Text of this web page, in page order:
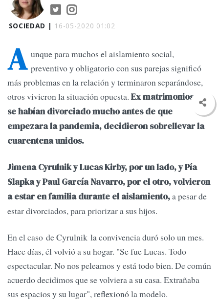
SOCIEDAD | 16-05-2020 01:02
A unque para muchos el aislamiento social,
preventivo y obligatorio con sus parejas significó
más problemas en la relación y terminaron separándose,
otros vivieron la situación opuesta. Ex matrimonios que
se habían divorciado mucho antes de que
empezara la pandemia, decidieron sobrellevar la
cuarentena unidos.
Jimena Cyrulnik y Lucas Kirby, por un lado, y Pía
Slapka y Paul García Navarro, por el otro, volvieron
a estar en familia durante el aislamiento,a pesar de
estar divorciados, para priorizar a sus hijos.
En el caso de Cyrulnik la convivencia duró solo un mes.
Hace días, él volvió a su hogar. "Se fue Lucas. Todo
espectacular. No nos peleamos y está todo bien. De común
acuerdo decidimos que se volviera a su casa. Extrañaba
sus espacios y su lugar", reflexionó la modelo.